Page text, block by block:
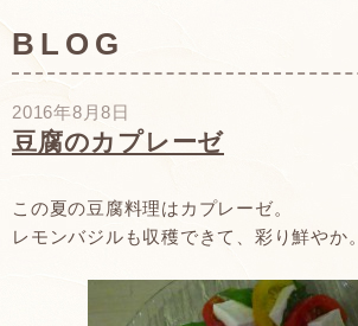
BLOG
2016年8月8日
豆腐のカプレーゼ
この夏の豆腐料理はカプレーゼ。
レモンバジルも収穫できて、彩り鮮やか。